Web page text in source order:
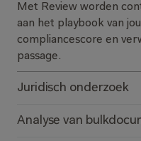
Met Review worden
aan het playbook van
compliancescore en
passage.
Juridisch onderzoek
Analyse van